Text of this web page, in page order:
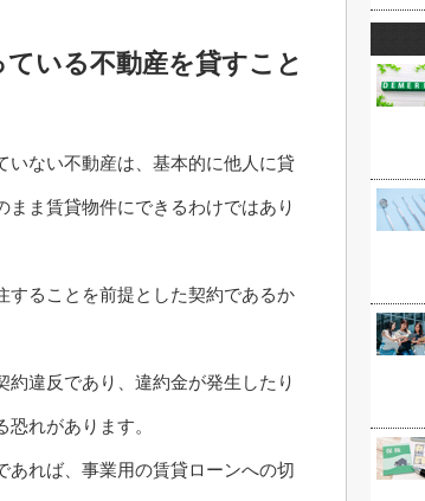
いる不動産を貸すこと
いない不動産は、基本的に他人に貸
まま賃貸物件にできるわけではあり
することを前提とした契約であるか
約違反であり、違約金が発生したり
れがあります。
あれば、事業用の賃貸ローンへの切